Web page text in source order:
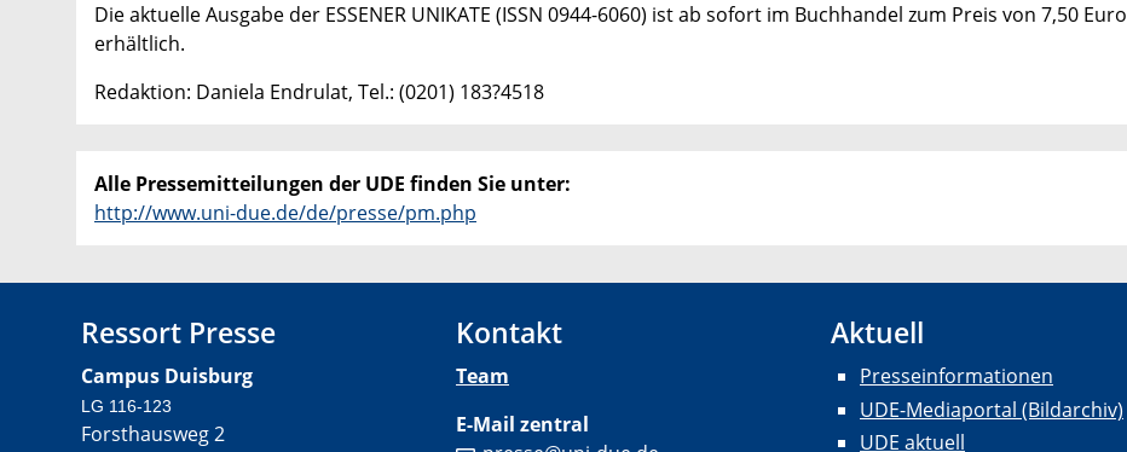
Die aktuelle Ausgabe der ESSENER UNIKATE (ISSN 0944-6060) ist ab sofort im Buchhandel zum Preis von 7,50 Euro
erhältlich.
Redaktion: Daniela Endrulat, Tel.: (0201) 183?4518
Alle Pressemitteilungen der UDE finden Sie unter:
http://www.uni-due.de/de/presse/pm.php
Ressort Presse
Campus Duisburg
LG 116-123
Forsthausweg 2
Kontakt
Team
E-Mail zentral
Aktuell
Presseinformationen
UDE-Mediaportal (Bildarchiv)
UDE aktuell